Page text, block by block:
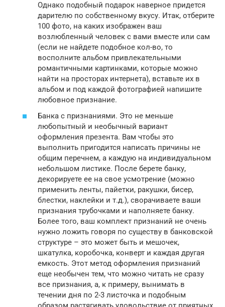
Однако подобный подарок наверное придется
дарителю по собственному вкусу. Итак, отберите
100 фото, на каких изображен ваш
возлюбленный человек с вами вместе или сам
(если не найдете подобное кол-во, то
восполните альбом привлекательными
романтичными картинками, которые можно
найти на просторах интернета), вставьте их в
альбом и под каждой фотографией напишите
любовное признание.
Банка с признаниями. Это не меньше
любопытный и необычный вариант
оформления презента. Вам чтобы это
выполнить пригодится написать причины не
общим перечнем, а каждую на индивидуальном
небольшом листике. После берете банку,
декорируете ее на свое усмотрение (можно
применить ленты, пайетки, ракушки, бисер,
блестки, наклейки и т.д.), сворачиваете ваши
признания трубочками и наполняете банку.
Более того, ваш комплект признаний не очень
нужно ложить говоря по существу в банковской
структуре – это может быть и мешочек,
шкатулка, коробочка, конверт и каждая другая
емкость. Этот метод оформления признаний
еще необычен тем, что можно читать не сразу
все признания, а, к примеру, вынимать в
течении дня по 2-3 листочка и подобным